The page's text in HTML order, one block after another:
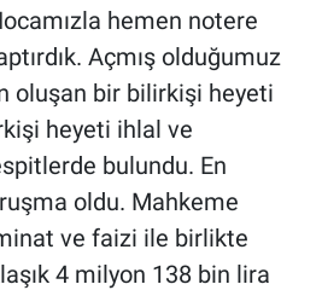
hemen notere
Açmış olduğumuz
oluşan bir bilirkişi heyeti
heyeti ihlal ve
bulundu. En
oldu. Mahkeme
ve faizi ile birlikte
4 milyon 138 bin lira